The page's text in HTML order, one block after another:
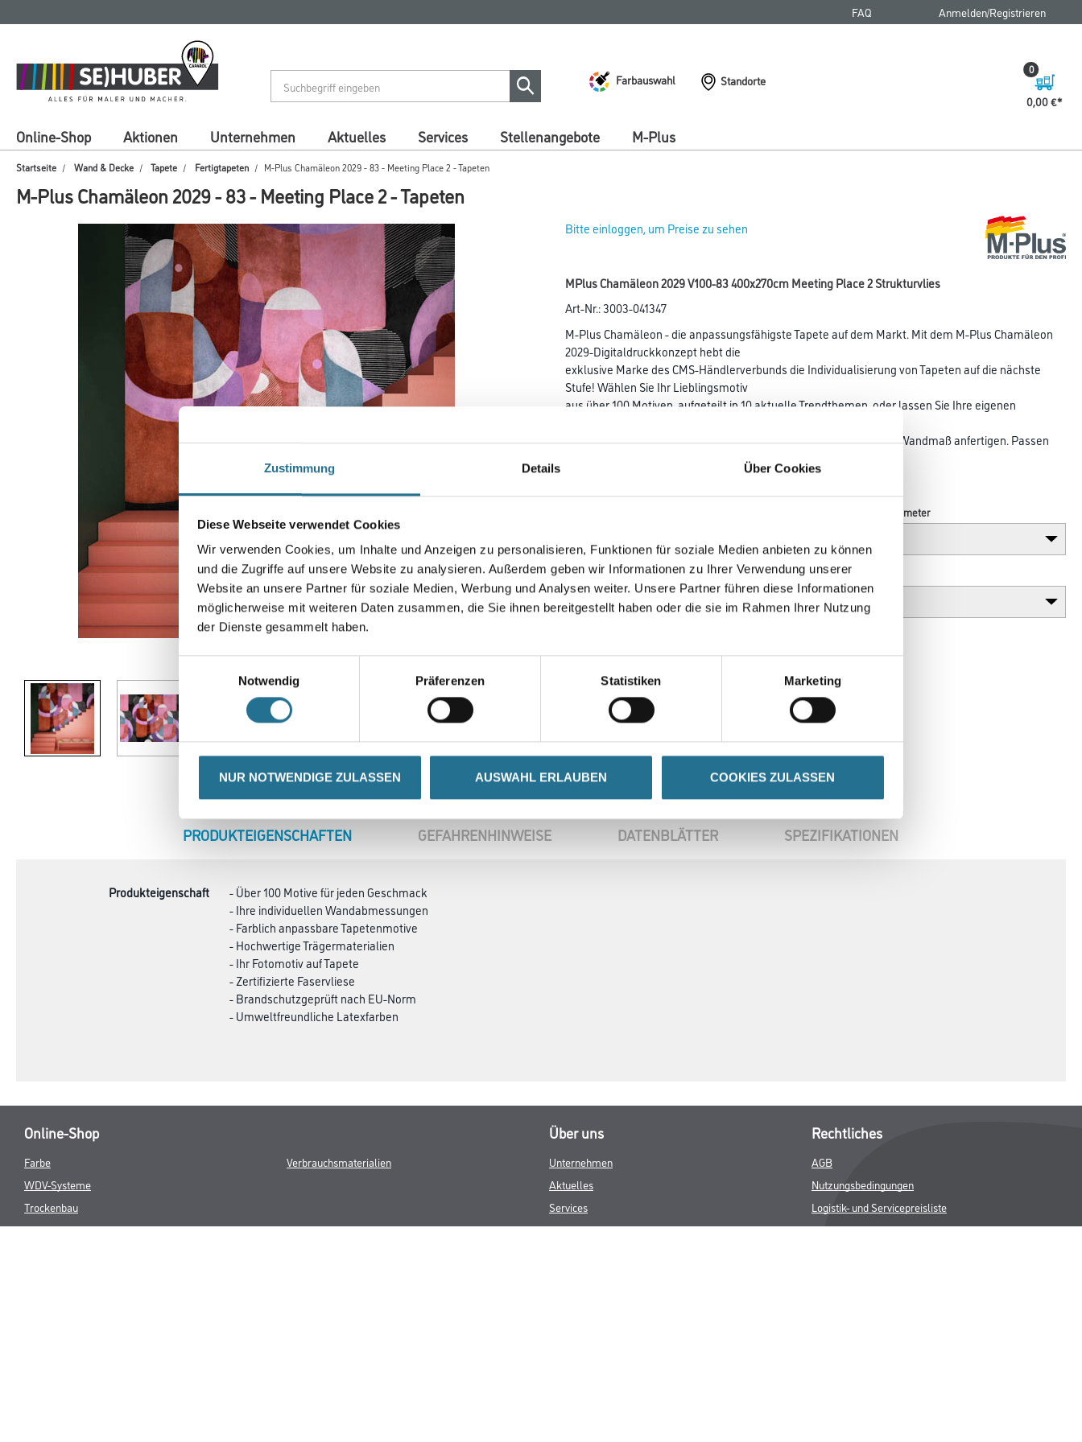
Zustimmung Details Über Cookies
Diese Webseite verwendet Cookies
Wir verwenden Cookies, um Inhalte und Anzeigen zu personalisieren, Funktionen für soziale Medien anbieten zu können
und die Zugriffe auf unsere Website zu analysieren. Außerdem geben wir Informationen zu Ihrer Verwendung unserer
Website an unsere Partner für soziale Medien, Werbung und Analysen weiter. Unsere Partner führen diese Informationen
möglicherweise mit weiteren Daten zusammen, die Sie ihnen bereitgestellt haben oder die sie im Rahmen Ihrer Nutzung
der Dienste gesammelt haben.
Notwendig
Präferenzen Statistiken Marketing
NUR NOTWENDIGE ZULASSEN AUSWAHL ERLAUBEN COOKIES ZULASSEN
springen
springen
FAQ Anmelden/Registrieren
Farbauswahl
Standorte
0,00 €
0
Online-Shop Aktionen Unternehmen Aktuelles Services Stellenangebote M-Plus
Startseite Wand & Decke Tapete Fertigtapeten M-Plus Chamäleon 2029 - 83 - Meeting Place 2 - Tapeten
M-Plus Chamäleon 2029 - 83 - Meeting Place 2 - Tapeten
Abbildung ähnlich
Bitte einloggen, um Preise zu sehen
MPlus Chamäleon 2029 V100-83 400x270cm Meeting Place 2 Strukturvlies
Art-Nr.:3003-041347
M-Plus Chamäleon - die anpassungsfähigste Tapete auf dem Markt. Mit dem M-Plus Chamäleon
2029-Digitaldruckkonzept hebt die
exklusive Marke des CMS-Händlerverbunds die Individualisierung von Tapeten auf die nächste
Stufe! Wählen Sie Ihr Lieblingsmotiv
aus über 100 Motiven, aufgeteilt in 10 aktuelle Trendthemen, oder lassen Sie Ihre eigenen
umsetzen! M-Plus Chamäleon 2029-Tapeten lassen sich in jedem Wandmaß anfertigen. Passen
Sie so Ihre Digitaldrucktapete genau auf
Länge in centimeter
Breite in centimeter Gebinde
CURRENT
PRODUKTEIGENSCHAFTEN GEFAHRENHINWEISE DATENBLÄTTER SPEZIFIKATIONEN
Produkteigenschaft
- Über 100 Motive für jeden Geschmack
- Ihre individuellen Wandabmessungen
- Farblich anpassbare Tapetenmotive
- Hochwertige Trägermaterialien
- Ihr Fotomotiv auf Tapete
- Zertifizierte Faservliese
- Brandschutzgeprüft nach EU-Norm
- Umweltfreundliche Latexfarben
Online-Shop
Farbe
WDV-Systeme
Trockenbau
Putze- und Spachtelmassen
Verbrauchsmaterialien
Über uns
Unternehmen
Aktuelles
Services
Karriere
Rechtliches
AGB
Nutzungsbedingungen
Logistik- und Servicepreisliste
Impressum